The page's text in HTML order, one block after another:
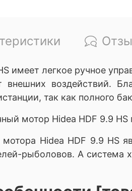
В детальном
имеет легкое ручное
внешних
так как полного
мотор Hidea HDF 9.9 HS
мотора Hidea HDF 9.9 HS
рыболовов. А система